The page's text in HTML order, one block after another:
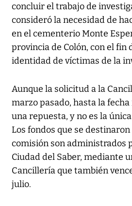
concluir el trabajo de
consideró la necesidad de
en el cementerio Monte
provincia de Colón, con el
identidad de víctimas de la
Aunque la solicitud a la
marzo pasado, hasta la
una repuesta, y no es la
Los fondos que se
comisión son administrados
Ciudad del Saber, mediante
Cancillería que también
julio.